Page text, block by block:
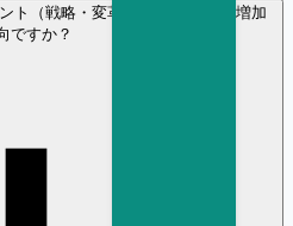
ト（戦略・変革） の採用需要は増加
ですか？